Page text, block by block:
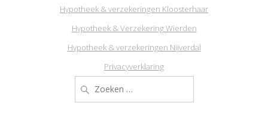
Hypotheek & verzekeringen Kloosterhaar
Hypotheek & Verzekering Wierden
Hypotheek & verzekeringen Nijverdal
Privacyverklaring
naar: